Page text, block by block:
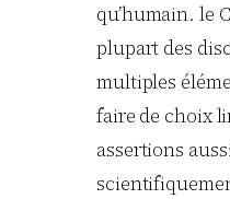
qu’humain. le
plupart des
multiples
faire de choix
assertions